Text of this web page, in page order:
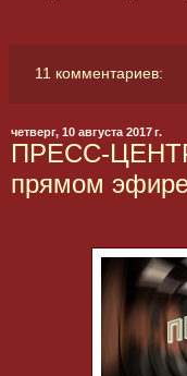
11 комментариев:
четверг, 10 августа 2017 г.
ПРЕСС-
прямом